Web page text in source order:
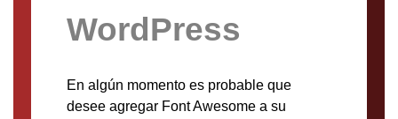
WordPress
En algún momento es probable que
desee agregar Font Awesome a su